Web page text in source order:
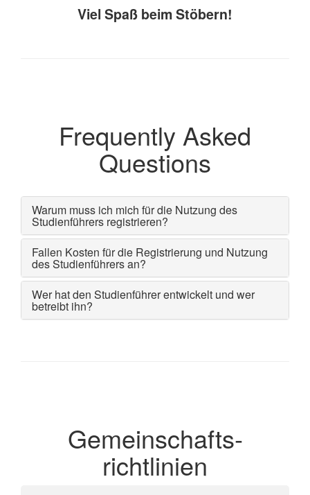
Viel Spaß beim Stöbern!
Frequently Asked
Questions
Warum muss ich mich für die Nutzung des
Studienführers registrieren?
Fallen Kosten für die Registrierung und Nutzung
des Studienführers an?
Wer hat den Studienführer entwickelt und wer
betreibt ihn?
Gemeinschafts­
richtlinien